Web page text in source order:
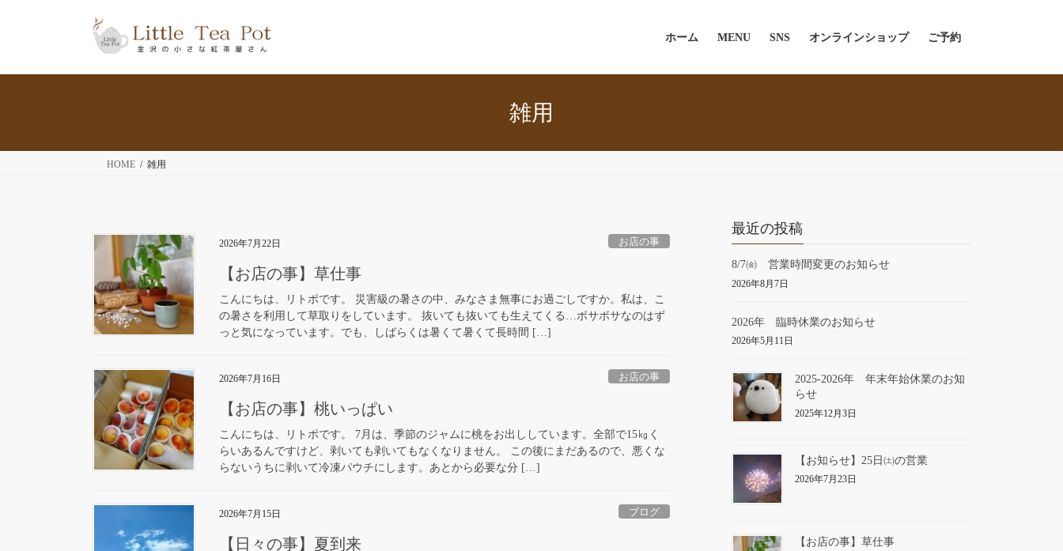
ホーム MENU SNS オンラインショップ ご予約
雑用
HOME 雑用
2026年7月22日 お店の事
【お店の事】草仕事
こんにちは、リトポです。 災害級の暑さの中、みなさま無事にお過ごしですか。私は、こ
の暑さを利用して草取りをしています。 抜いても抜いても生えてくる…ボサボサなのはず
っと気になっています。でも、しばらくは暑くて暑くて長時間 […]
2026年7月16日 お店の事
【お店の事】桃いっぱい
こんにちは、リトポです。 7月は、季節のジャムに桃をお出ししています。全部で15㎏く
らいあるんですけど、剥いても剥いてもなくなりません。 この後にまだあるので、悪くな
らないうちに剥いて冷凍パウチにします。あとから必要な分 […]
2026年7月15日 ブログ
【日々の事】夏到来
最近の投稿
8/7㈮ 営業時間変更のお知らせ
2026年8月7日
2026年 臨時休業のお知らせ
2026年5月11日
2025-2026年 年末年始休業のお知
らせ
2025年12月3日
【お知らせ】25日㈯の営業
2026年7月23日
【お店の事】草仕事